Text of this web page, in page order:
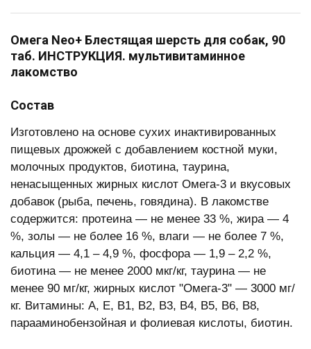
Омега Neo+ Блестящая шерсть для собак, 90
таб. ИНСТРУКЦИЯ. мультивитаминное
лакомство
Состав
Изготовлено на основе сухих инактивированных
пищевых дрожжей c добавлением костной муки,
молочных продуктов, биотина, таурина,
ненасыщенных жирных кислот Омега-3 и вкусовых
добавок (рыба, печень, говядина). В лакомстве
содержится: протеина — не менее 33 %, жира — 4
%, золы — не более 16 %, влаги — не более 7 %,
кальция — 4,1 – 4,9 %, фосфора — 1,9 – 2,2 %,
биотина — не менее 2000 мкг/кг, таурина — не
менее 90 мг/кг, жирных кислот "Омега-3" — 3000 мг/
кг. Витамины: А, Е, В1, В2, В3, В4, В5, В6, В8,
парааминобензойная и фолиевая кислоты, биотин.